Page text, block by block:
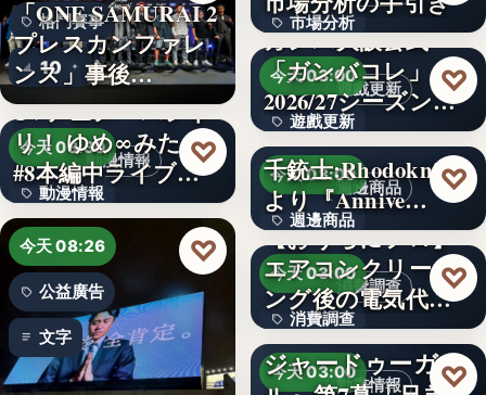
格鬥賽事
10
「ONE SAMURAI 2
プレスカンファレ
ンス」事後…
動漫情報
今天 08:30
動漫情報
19,800円
TVアニメ「バンド
リ！ ゆめ∞みた」
#8本編中ライブ映
像…
♡
今天 08:26
公益廣告
文字
♡
市場分析
500
遊戲更新
今天 03:00
遊戲更新
150
ガンバ大阪公式
「ガンバコレ」
2026/27シーズン開
幕！…
♡
週邊商品
今天 03:00
週邊商品
880円
千銃士:Rhodoknight
より『Annive…
♡
消費調查
今天 03:00
消費調查
40%
【おうちにプロ】
エアコンクリーニ
ング後の電気代削
減の実感…
♡
動畫情報
今天 03:00
TVアニメ『天幕の
ジャードゥーガ♡